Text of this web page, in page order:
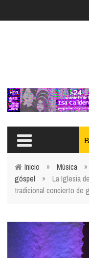
Usted está aquí
Inicio » Música »
góspel
»
La Iglesia
tradicional concierto de